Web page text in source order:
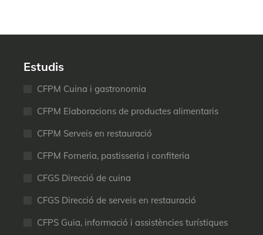
Estudis
CFPM Cuina i gastronomia
CFPM Elaboracions de productes alimentaris
CFPM Serveis en restauració
CFPM Forneria, pastisseria i confiteria
CFGS Direcció de cuina
CFGS Direcció de serveis en restauració
CFPS Guia, informació i assistències turístiques